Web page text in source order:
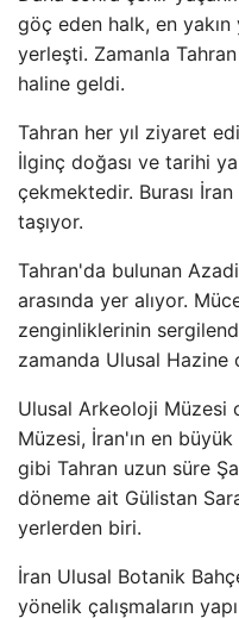
göç eden halk, en
yerleşti. Zamanla
haline geldi.
Tahran her yıl ziyaret
İlginç doğası ve tarihi
çekmektedir. Burası
taşıyor.
Tahran'da bulunan
arasında yer alıyor.
zenginliklerinin
zamanda Ulusal Hazine
Ulusal Arkeoloji Müzesi
Müzesi, İran'ın en
gibi Tahran uzun süre
döneme ait Gülistan
yerlerden biri.
İran Ulusal Botanik
yönelik çalışmaların